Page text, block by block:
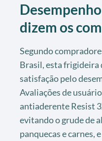
dizem os
Segundo
Brasil, esta frigideira
satisfação pelo
Avaliações de
antiaderente Resist
evitando o grude de
panquecas e carnes,